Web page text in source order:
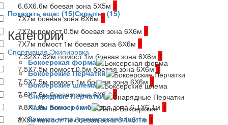
6.6Х6.6м боевая зона 5Х5м 1
7Х7м боевая зона 6Х6м1
7Х7м помост 0.5м боевая зона 6Х6м 1
7Х7м помост 1м боевая зона 6Х6м 1
7.32Х7.32м помост 1м боевая зона 6Х6м 1
7.5Х7.5м помост 0.5м боевая зона 6Х6м1
7.5Х7.5м помост 1м боевая зона 6Х6м 1
7.6Х7.6м боевая зона 6Х6м1
7.8Х7.8м помост 1м боевая зона 6.1Х6.1м 1
8Х8м помост 1м боевая зона 6.1х6.1м 1
Показать еще: (15)Скрыть: (15)
Категории
Спортивная Экипировка
Боксерская форма
Боксерские Перчатки
Боксерские шлема
Снарядные Перчатки
Лапы Боксерские
Защита тела, тренерская защита